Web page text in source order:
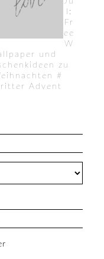
l:
Fr
ee
W
und
zu
#
Advent